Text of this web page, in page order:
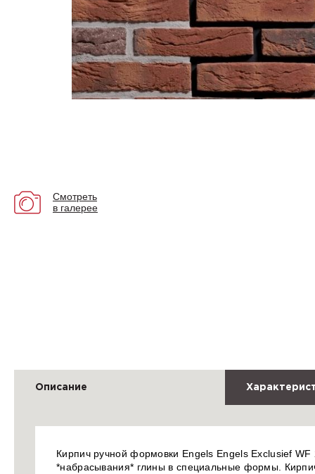
Смотреть
в галерее
Описание
Кирпич ручной формовки Engels Engels Exclusief
*набрасывания* глины в специальные формы.